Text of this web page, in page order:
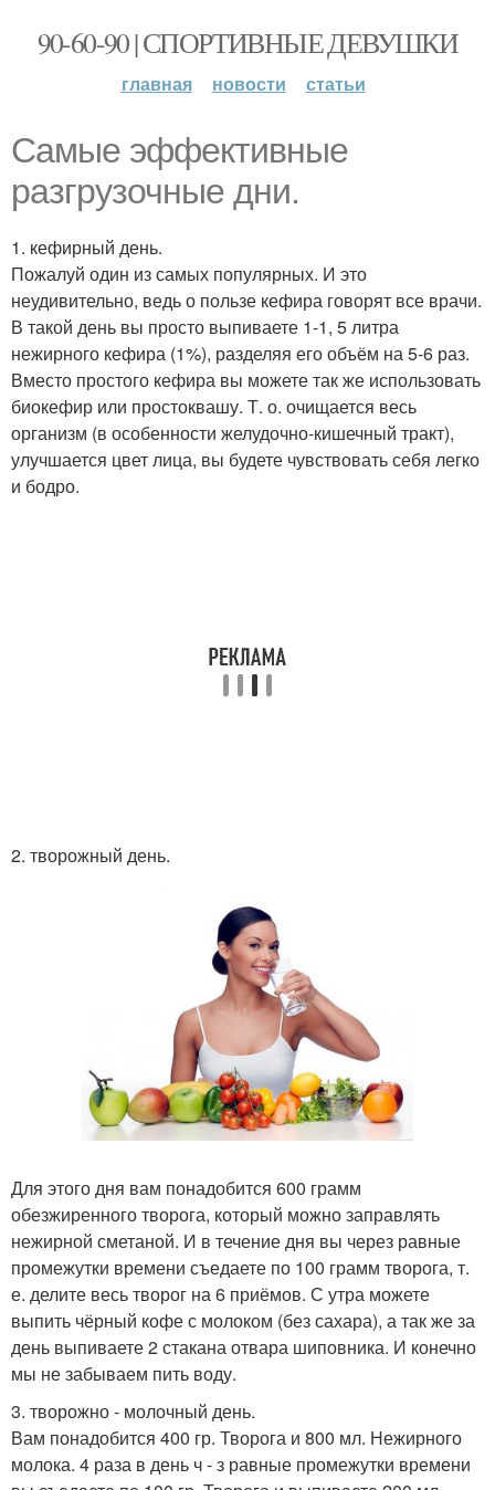
90-60-90 | СПОРТИВНЫЕ ДЕВУШКИ
главная новости статьи
Самые эффективные
разгрузочные дни.
1. кефирный день.
Пожалуй один из самых популярных. И это
неудивительно, ведь о пользе кефира говорят все врачи.
В такой день вы просто выпиваете 1-1, 5 литра
нежирного кефира (1%), разделяя его объём на 5-6 раз.
Вместо простого кефира вы можете так же использовать
биокефир или простоквашу. Т. о. очищается весь
организм (в особенности желудочно-кишечный тракт),
улучшается цвет лица, вы будете чувствовать себя легко
и бодро.
2. творожный день.
Для этого дня вам понадобится 600 грамм
обезжиренного творога, который можно заправлять
нежирной сметаной. И в течение дня вы через равные
промежутки времени съедаете по 100 грамм творога, т.
е. делите весь творог на 6 приёмов. С утра можете
выпить чёрный кофе с молоком (без сахара), а так же за
день выпиваете 2 стакана отвара шиповника. И конечно
мы не забываем пить воду.
3. творожно - молочный день.
Вам понадобится 400 гр. Творога и 800 мл. Нежирного
молока. 4 раза в день ч - з равные промежутки времени